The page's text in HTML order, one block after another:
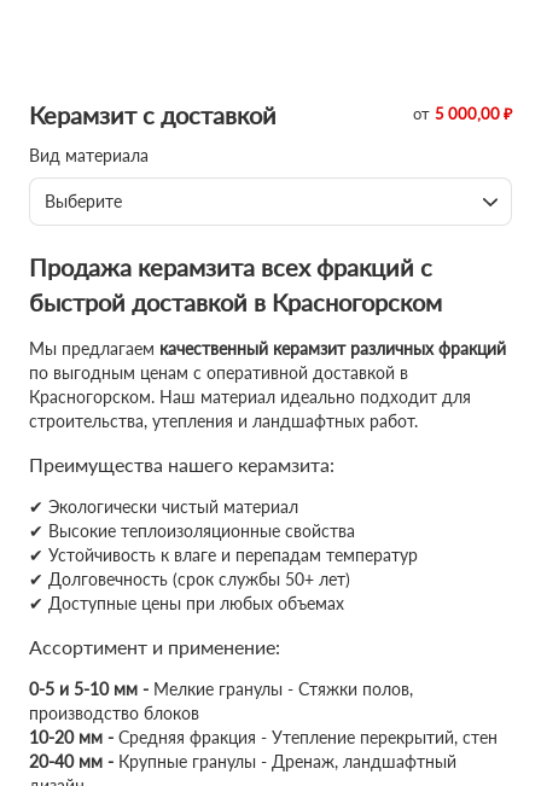
Керамзит с доставкой от 5 000,00 ₽
Вид материала
Выберите
Продажа керамзита всех фракций с
быстрой доставкой в Красногорском
Мы предлагаем качественный керамзит различных фракций
по выгодным ценам с оперативной доставкой в
Красногорском. Наш материал идеально подходит для
строительства, утепления и ландшафтных работ.
Преимущества нашего керамзита:
✔ Экологически чистый материал
✔ Высокие теплоизоляционные свойства
✔ Устойчивость к влаге и перепадам температур
✔ Долговечность (срок службы 50+ лет)
✔ Доступные цены при любых объемах
Ассортимент и применение:
0-5 и 5-10 мм - Мелкие гранулы - Стяжки полов,
производство блоков
10-20 мм - Средняя фракция - Утепление перекрытий, стен
20-40 мм - Крупные гранулы - Дренаж, ландшафтный